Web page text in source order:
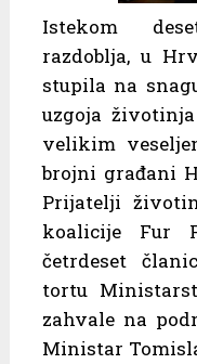
Istekom
razdoblja, u
stupila na
uzgoja
velikim
brojni građani
Prijatelji
koalicije Fur
četrdeset
tortu
zahvale na
Ministar